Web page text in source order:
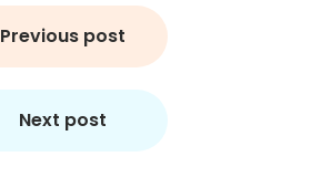
Previous post
Next post